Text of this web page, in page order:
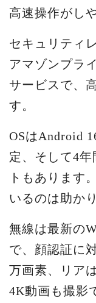
高速操作がし
セキュリティ
アマゾンプラ
サービスで、
す。
OSはAndroid
定、そして4
トもあります
いるのは助か
無線は最新の
で、顔認証に
万画素、リア
4K動画も撮影